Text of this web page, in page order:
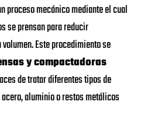
proceso mecánico mediante el cual
se prensan para reducir
Este procedimiento se
y compactadoras
de tratar diferentes tipos de
aluminio o restos metálicos